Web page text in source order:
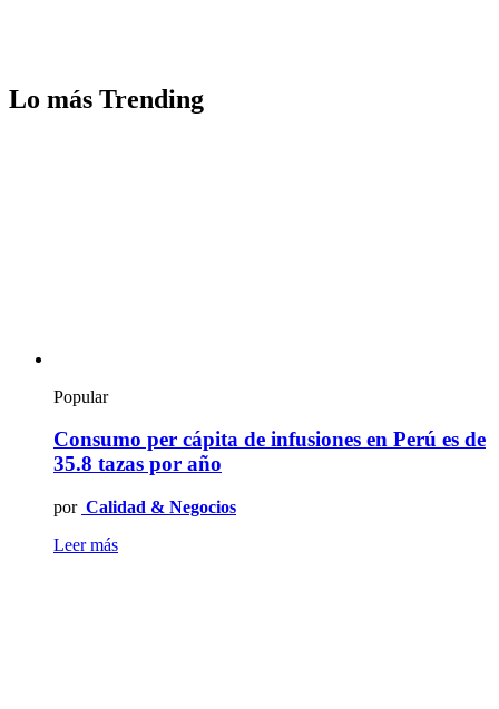
Lo más Trending
Popular
Consumo per cápita de infusiones en Perú es de
35.8 tazas por año
por Calidad & Negocios
Leer más